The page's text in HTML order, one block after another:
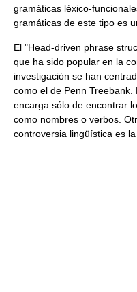
gramáticas léxico-
gramáticas de este tipo es
El "Head-driven phrase
que ha sido popular en la
investigación se han
como el de Penn Treebank.
encarga sólo de encontrar
como nombres o verbos.
controversia lingüística es